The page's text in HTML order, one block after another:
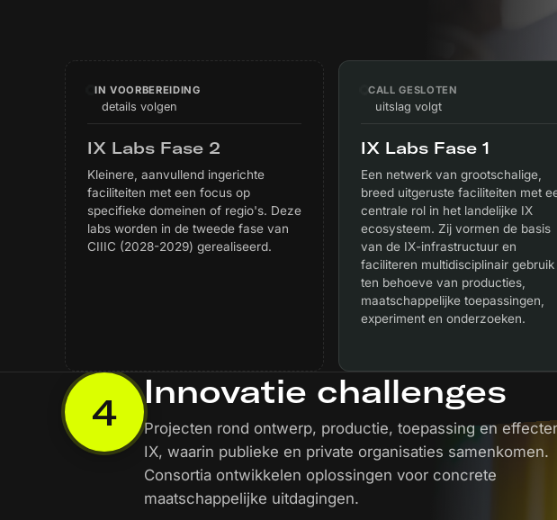
IN VOORBEREIDING
details volgen
IX Labs Fase 2
Kleinere, aanvullend ingerichte
faciliteiten met een focus op
specifieke domeinen of regio's. Deze
labs worden in de tweede fase van
CIIIC (2028-2029) gerealiseerd.
CALL GESLOTEN
uitslag volgt
IX Labs Fase 1
Een netwerk van grootschalige,
breed uitgeruste faciliteiten met
centrale rol in het landelijke IX
ecosysteem. Zij vormen de basis
van de IX-infrastructuur en
faciliteren multidisciplinair gebruik
ten behoeve van producties,
maatschappelijke toepassingen,
experiment en onderzoeken.
4 Innovatie challenges
Projecten rond ontwerp, productie, toepassing en
IX, waarin publieke en private organisaties samenkomen.
Consortia ontwikkelen oplossingen voor concrete
maatschappelijke uitdagingen.